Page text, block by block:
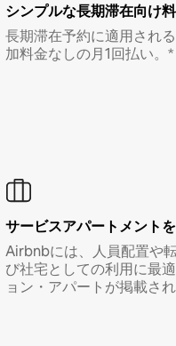
シンプルな長期滞在向け
長期滞在予約に適用され
加料金なしの月1回払い。*
サービスアパートメント
Airbnbには、人員配置や
び社宅としての利用に最
ョン・アパートが掲載され